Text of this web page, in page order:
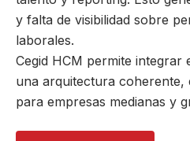
y falta de visibilidad sobre
laborales.
Cegid HCM permite integrar
una arquitectura coherente,
para empresas medianas y